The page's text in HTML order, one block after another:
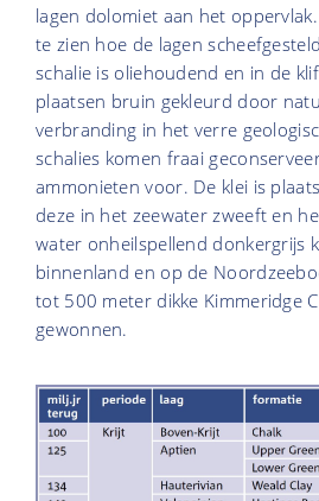
lagen dolomiet aan het
te zien hoe de lagen
schalie is oliehoudend en in de
plaatsen bruin gekleurd door
verbranding in het verre
schalies komen fraai
ammonieten voor. De klei is
deze in het zeewater zweeft en
water onheilspellend donkergrijs
binnenland en op de
tot 500 meter dikke Kimmeridge
gewonnen.